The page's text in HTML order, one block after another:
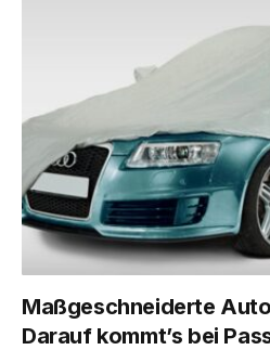
Maßgeschneiderte
Darauf kommt’s bei